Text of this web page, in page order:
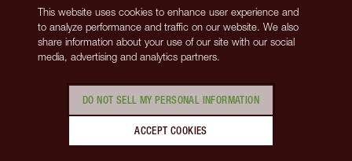
All rights reserved. Company number 08037372, registered in the United
Kingdom. Registered Office Address: 8 Surrey Street, London, United
Kingdom WC2R 2ND. VAT number: GB 144 0736 30. Responsible Person
Address: Ormond Building, 31-36 Ormond Quay Upper, Dublin 7, D07
N5YH, Ireland. Ponte en contacto con nosotros
Política de privacidad
Política de cookies
Términos y condiciones
Políticas corporativas
El sitio web está protegido por reCAPTCHA y se aplican la
This website uses cookies to enhance user experience and
to analyze performance and traffic on our website. We also
share information about your use of our site with our social
media, advertising and analytics partners.
DO NOT SELL MY PERSONAL INFORMATION
ACCEPT COOKIES